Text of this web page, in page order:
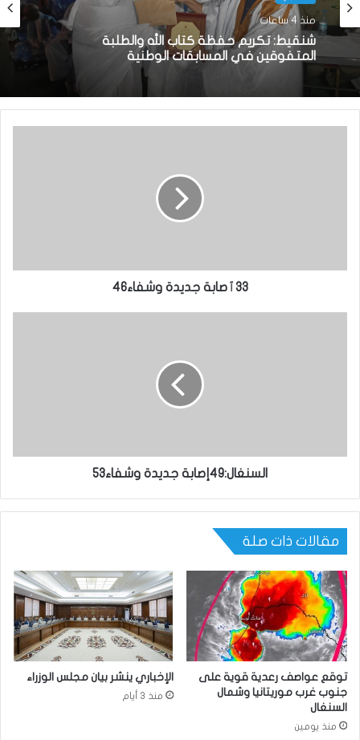
الأخبار
منذ 4 ساعات
شنقيط: تكريم حفظة كتاب الله والطلبة
الأخبار
منذ 7 ساعات
السيدة الأولى تكرم المتفوقين في الامتحانات
33ٱصابة جديدة وشفاء46
السنغال:49إصابة جديدة وشفاء53
مقالات ذات صلة
توقع عواصف رعدية قوية على
جنوب غرب موريتانيا وشمال
السنغال
منذ يومين
الإخباري ينشر بيان مجلس الوزراء
منذ 3 أيام